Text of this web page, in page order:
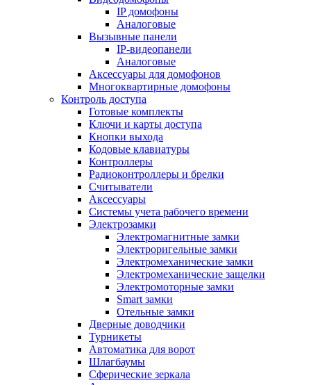
IP домофоны
Аналоговые
Вызывные панели
IP-видеопанели
Аналоговые
Аксессуары для домофонов
Многоквартирные домофоны
Контроль доступа
Готовые комплекты
Ключи и карты доступа
Кнопки выхода
Кодовые клавиатуры
Контроллеры
Радиоконтроллеры и брелки
Считыватели
Аксессуары
Системы учета рабочего времени
Электрозамки
Электромагнитные замки
Электроригельные замки
Электромеханические замки
Электромеханические защелки
Электромоторные замки
Smart замки
Отельные замки
Дверные доводчики
Турникеты
Автоматика для ворот
Шлагбаумы
Сферические зеркала